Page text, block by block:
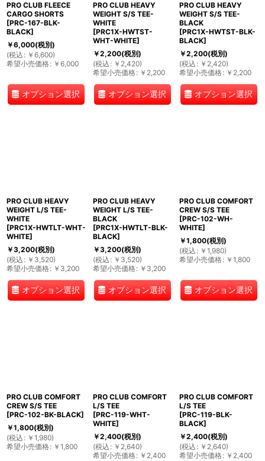
PRO CLUB FLEECE
CARGO SHORTS
[PRC-167-BLK-
BLACK]
￥6,000(税別)
(税込 : ￥ 6,600)
希望小売価格: ￥ 6,000
オプション選択
PRO CLUB HEAVY
WEIGHT S/S TEE-
WHITE
[PRC1X-HWTST-
WHT-WHITE]
￥2,200(税別)
(税込 : ￥ 2,420)
希望小売価格: ￥ 2,200
オプション選択
PRO CLUB HEAVY
WEIGHT S/S TEE-
BLACK
[PRC1X-HWTST-BLK-
BLACK]
￥2,200(税別)
(税込 : ￥ 2,420)
希望小売価格: ￥ 2,200
オプション選択
PRO CLUB HEAVY
WEIGHT L/S TEE-
WHITE
[PRC1X-HWTLT-WHT-
WHITE]
￥3,200(税別)
(税込 : ￥ 3,520)
希望小売価格: ￥ 3,200
オプション選択
PRO CLUB HEAVY
WEIGHT L/S TEE-
BLACK
[PRC1X-HWTLT-BLK-
BLACK]
￥3,200(税別)
(税込 : ￥ 3,520)
希望小売価格: ￥ 3,200
オプション選択
PRO CLUB COMFORT
CREW S/S TEE
[PRC-102-WH-
WHITE]
￥1,800(税別)
(税込 : ￥ 1,980)
希望小売価格: ￥ 1,800
オプション選択
PRO CLUB COMFORT
CREW S/S TEE
[PRC-102-BK-BLACK]
￥1,800(税別)
(税込 : ￥ 1,980)
希望小売価格: ￥ 1,800
PRO CLUB COMFORT
L/S TEE
[PRC-119-WHT-
WHITE]
￥2,400(税別)
(税込 : ￥ 2,640)
希望小売価格: ￥ 2,400
PRO CLUB COMFORT
L/S TEE
[PRC-119-BLK-
BLACK]
￥2,400(税別)
(税込 : ￥ 2,640)
希望小売価格: ￥ 2,400